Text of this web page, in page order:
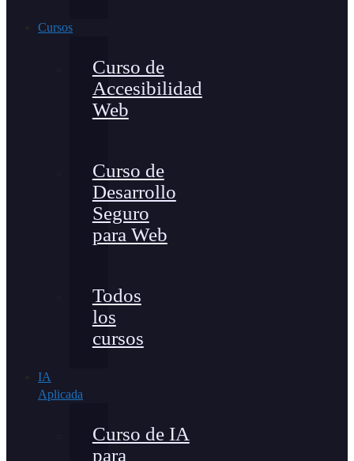
Cursos
Curso de
Accesibilidad
Web
Curso de
Desarrollo
Seguro
para Web
Todos
los
cursos
IA
Aplicada
Curso de IA
para